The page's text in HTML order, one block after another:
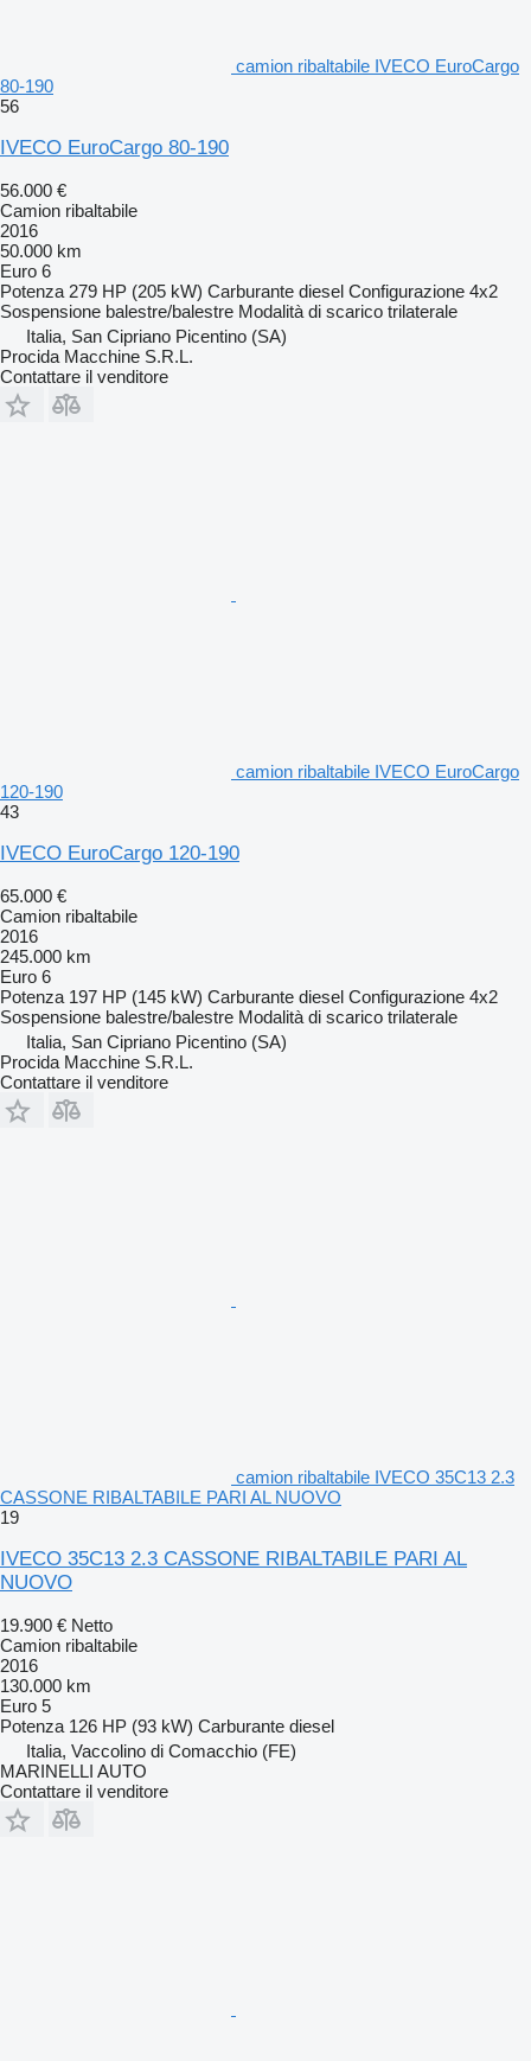
camion ribaltabile IVECO EuroCargo
80-190
56
IVECO EuroCargo 80-190
56.000 €
Camion ribaltabile
2016
50.000 km
Euro 6
Potenza 279 HP (205 kW) Carburante diesel Configurazione 4x2
Sospensione balestre/balestre Modalità di scarico trilaterale
Italia, San Cipriano Picentino (SA)
Procida Macchine S.R.L.
Contattare il venditore
camion ribaltabile IVECO EuroCargo
120-190
43
IVECO EuroCargo 120-190
65.000 €
Camion ribaltabile
2016
245.000 km
Euro 6
Potenza 197 HP (145 kW) Carburante diesel Configurazione 4x2
Sospensione balestre/balestre Modalità di scarico trilaterale
Italia, San Cipriano Picentino (SA)
Procida Macchine S.R.L.
Contattare il venditore
camion ribaltabile IVECO 35C13 2.3
CASSONE RIBALTABILE PARI AL NUOVO
19
IVECO 35C13 2.3 CASSONE RIBALTABILE PARI AL
NUOVO
19.900 € Netto
Camion ribaltabile
2016
130.000 km
Euro 5
Potenza 126 HP (93 kW) Carburante diesel
Italia, Vaccolino di Comacchio (FE)
MARINELLI AUTO
Contattare il venditore